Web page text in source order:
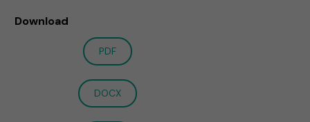
Download
PDF
DOCX